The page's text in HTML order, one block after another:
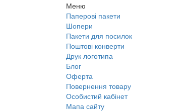
Меню
Паперові пакети
Шопери
Пакети для посилок
Поштові конверти
Друк логотипа
Блог
Оферта
Повернення товару
Особистий кабінет
Мапа сайту